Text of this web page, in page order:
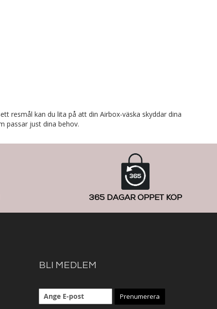
resmål kan du lita på att din Airbox-väska skyddar dina
passar just dina behov.
365 DAGAR ÖPPET KÖP
BLI MEDLEM
Prenumerera